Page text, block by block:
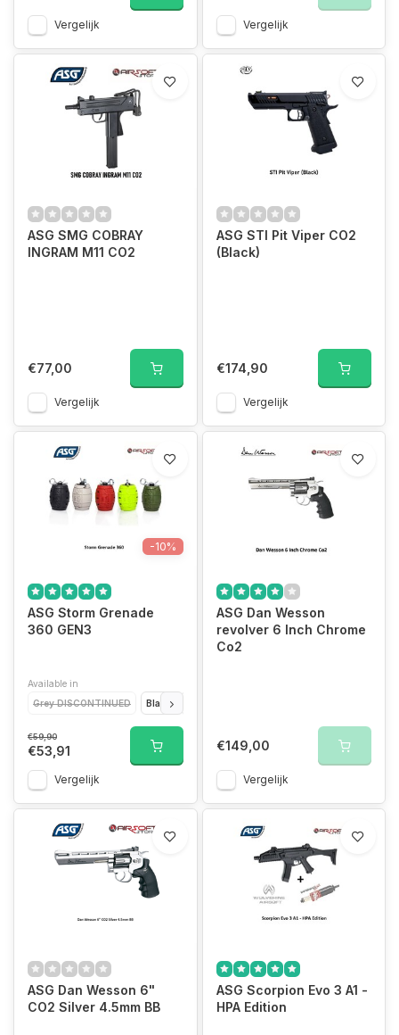
Vergelijk Vergelijk
ASG SMG COBRAY
INGRAM M11 CO2
€77,00
Vergelijk
ASG STI Pit Viper CO2
(Black)
€174,90
Vergelijk
-10%
ASG Storm Grenade
360 GEN3
Available in
Grey DISCONTINUED
Black
€59,90
€53,91
Vergelijk
ASG Dan Wesson
revolver 6 Inch Chrome
Co2
€149,00
Vergelijk
ASG Dan Wesson 6"
CO2 Silver 4.5mm BB
ASG Scorpion Evo 3 A1 -
HPA Edition